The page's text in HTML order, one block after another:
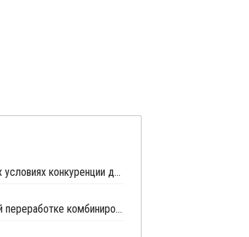
СПП заявил о неравных условиях конкуренции для импортеров полимерной упаковки в рамках российского РОП
Комплекс по вторичной переработке комбинированной упаковки запущен в Челябинске